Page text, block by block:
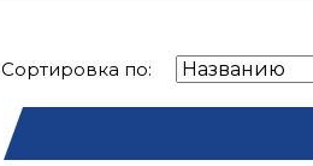
Сортировка по: